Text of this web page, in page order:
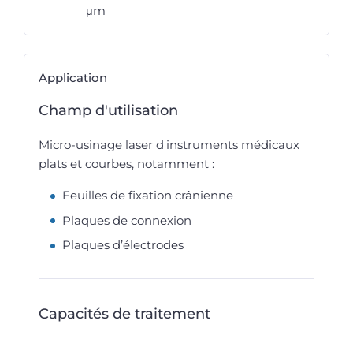
μm
Application
Champ d'utilisation
Micro-usinage laser d'instruments médicaux
plats et courbes, notamment :
Feuilles de fixation crânienne
Plaques de connexion
Plaques d’électrodes
Capacités de traitement